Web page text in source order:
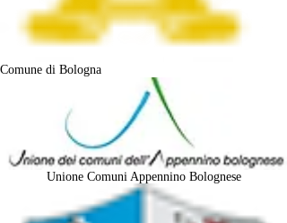
Comune di Bologna
Unione Comuni Appennino Bolognese